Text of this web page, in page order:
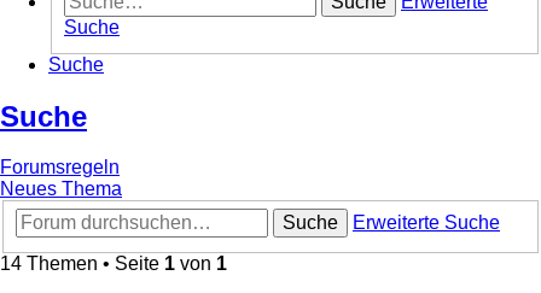
Suche
Suche
Suche
Forumsregeln
Neues Thema
Suche
Erweiterte Suche
14 Themen • Seite 1 von 1